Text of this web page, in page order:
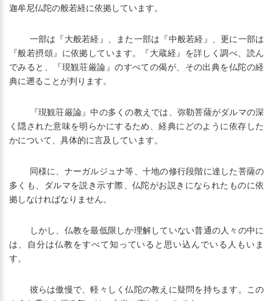
迦牟尼仏陀の般若経に依拠しています。
一部は『大般若経』、また一部は『中般若経』、更に一部は
『般若摂頌』に依拠しています。『大蔵経』を詳しく調べ、読ん
でみると、『現観荘厳論』のすべての偈が、その出典を仏陀の経
典に遡ることが判ります。
『現観荘厳論』中の多くの教えでは、弥勒菩薩がダルマの深
く隠された意味を明らかにするため、経典にどのように依存した
かについて、具体的に言及しています。
同様に、ナーガルジュナ等、十地の修行段階に達した菩薩の
多くも、ダルマを説き示す際、仏陀がお説きになられたものに依
拠しなければなりません。
しかし、仏教を最低限しか理解していない普通の人々の中に
は、自分は仏教をすべて知っていると思い込んでいる人もいま
す。
彼らは傲慢で、軽々しく仏陀の教えに疑問を持ちます。この